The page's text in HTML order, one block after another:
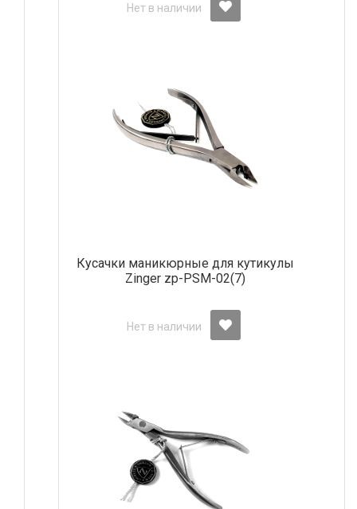
Нет в наличии
Кусачки маникюрные для кутикулы
Zinger zp-PSM-02(7)
Нет в наличии